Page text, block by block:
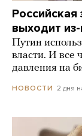
выходит
Путин
власти. И все
давления на
НОВОСТИ 2 дня